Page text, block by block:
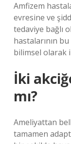
Amfizem
evresine ve
tedaviye bağlı
hastalarının
bilimsel olarak
İki
mı?
Ameliyattan
tamamen